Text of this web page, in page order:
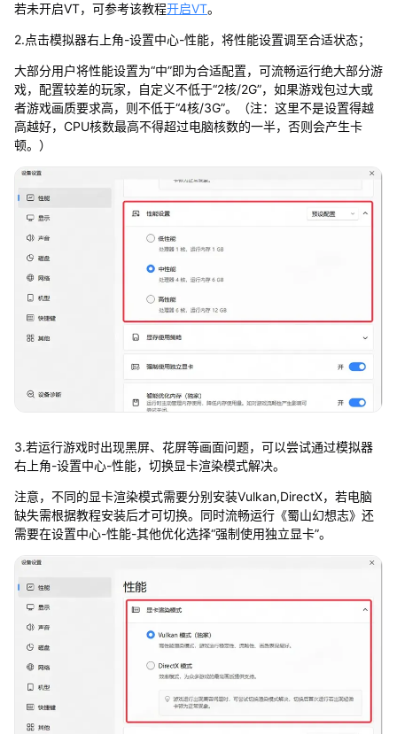
若未开启VT，可参考该教程开启VT。
2.点击模拟器右上角-设置中心-性能，将性能设置调至合适状态；
大部分用户将性能设置为“中”即为合适配置，可流畅运行绝大部分游
戏，配置较差的玩家，自定义不低于“2核/2G”，如果游戏包过大或
者游戏画质要求高，则不低于“4核/3G”。（注：这里不是设置得越
高越好，CPU核数最高不得超过电脑核数的一半，否则会产生卡
顿。）
3.若运行游戏时出现黑屏、花屏等画面问题，可以尝试通过模拟器
右上角-设置中心-性能，切换显卡渲染模式解决。
注意，不同的显卡渲染模式需要分别安装Vulkan,DirectX，若电脑
缺失需根据教程安装后才可切换。同时流畅运行《蜀山幻想志》还
需要在设置中心-性能-其他优化选择“强制使用独立显卡”。